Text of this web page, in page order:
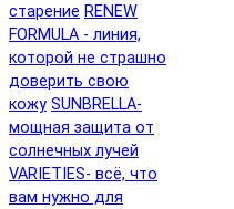
старение RENEW
FORMULA - линия,
которой не страшно
доверить свою
кожу SUNBRELLA-
мощная защита от
солнечных лучей
VARIETIES- всё, что
вам нужно для